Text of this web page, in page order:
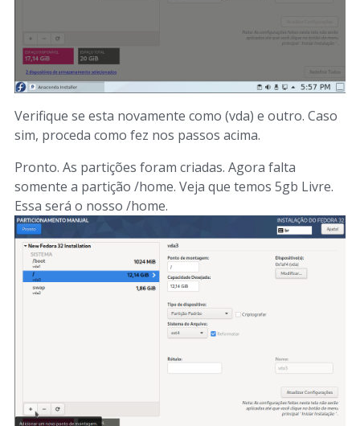
Verifique se esta novamente como (vda) e outro. Caso
sim, proceda como fez nos passos acima.
Pronto. As partições foram criadas. Agora falta
somente a partição /home. Veja que temos 5gb Livre.
Essa será o nosso /home.